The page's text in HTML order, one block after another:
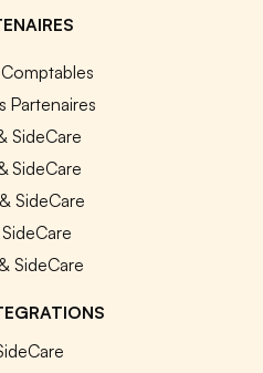
Partenaires
SideCare
SideCare
SideCare
SideCare